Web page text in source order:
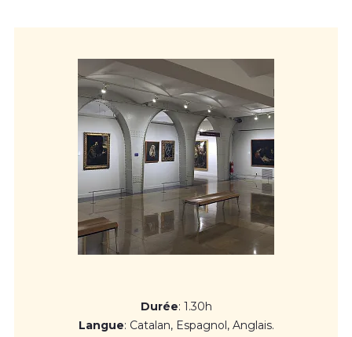
Le XXE siècle est représenté par des œuvres de Picasso,
Torres García, Dalí ou Rouault, qui nous permettent de
suivre les mouvements d'avant-garde. Le parcours
s'achève sur des œuvres d'artistes contemporains tels que
Tàpies, Scully ou Chancho, qui reflètent la production
artistique de la fin du XXE et du début du XXIE siècle.
Durée: 1.30h
Langue: Catalan, Espagnol, Anglais.